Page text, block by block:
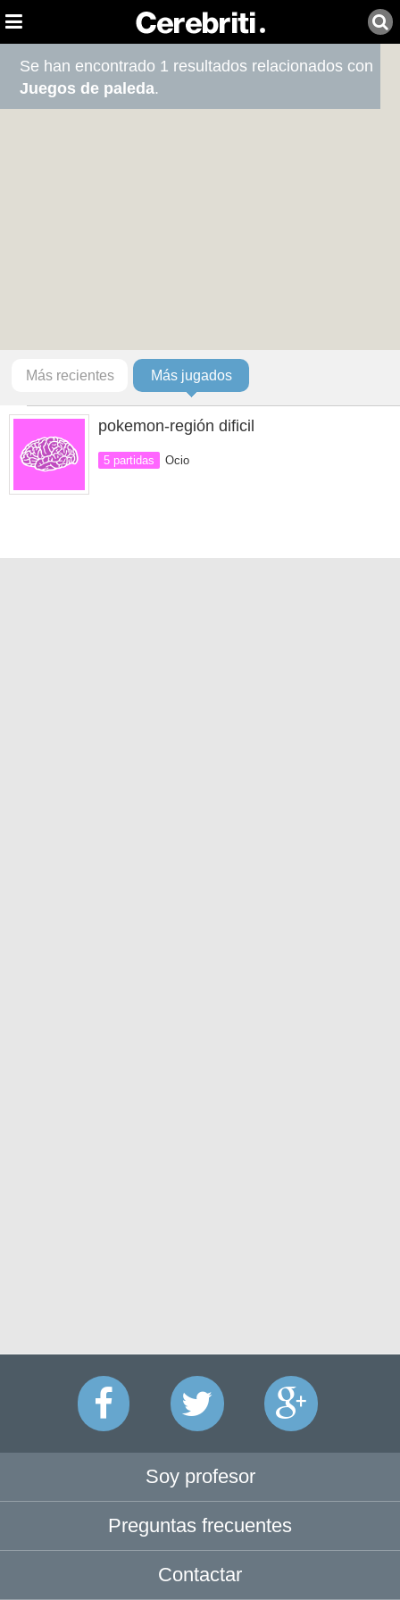
Se han encontrado 1 resultados relacionados con
Juegos de paleda.
Más recientes Más jugados
pokemon-región dificil
5 partidas Ocio
Soy profesor
Preguntas frecuentes
Contactar